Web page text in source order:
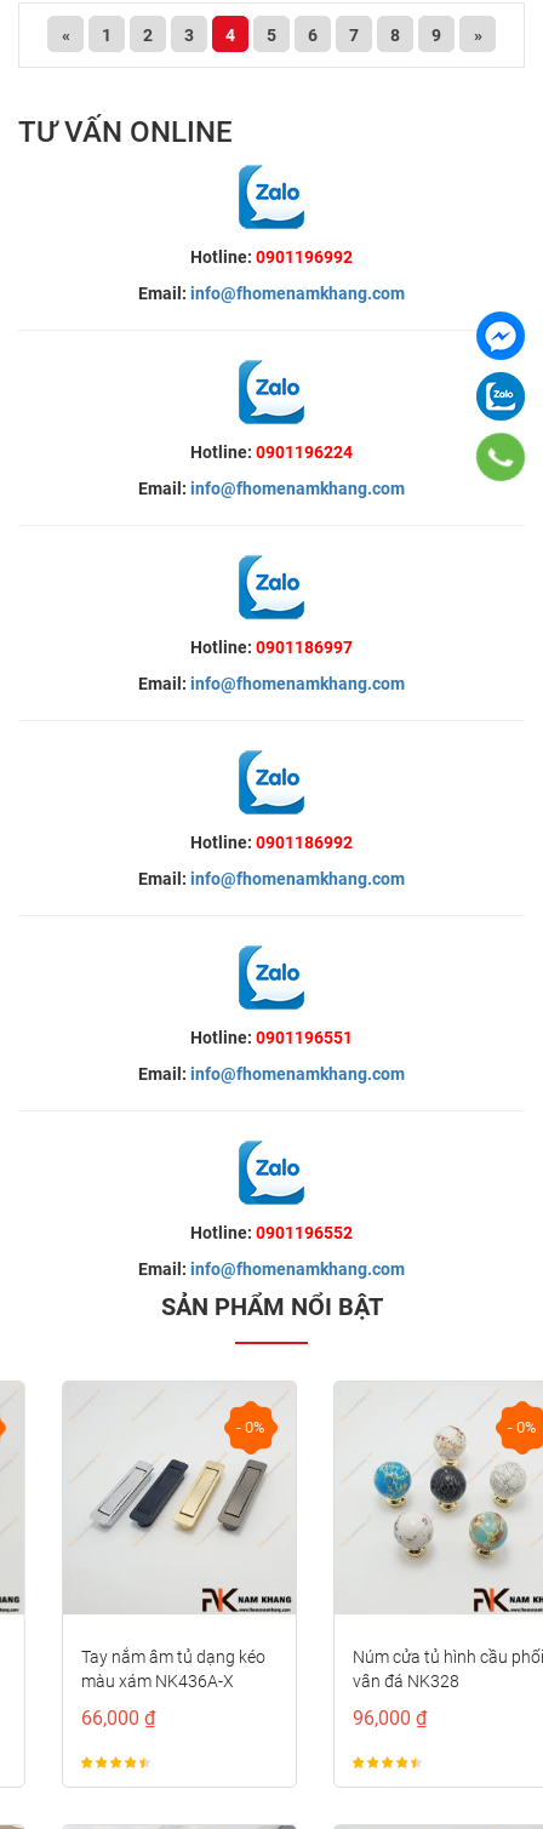
« 1 2 3 4 5 6 7 8 9 »
TƯ VẤN ONLINE
Hotline: 0901196992
Email: info@fhomenamkhang.com
Hotline: 0901196224
Email: info@fhomenamkhang.com
Hotline: 0901186997
Email: info@fhomenamkhang.com
Hotline: 0901186992
Email: info@fhomenamkhang.com
Hotline: 0901196551
Email: info@fhomenamkhang.com
Hotline: 0901196552
Email: info@fhomenamkhang.com
SẢN PHẨM NỔI BẬT
Tay nắm âm tủ dạng kéo
màu xám NK436A-X
66,000 ₫
Núm cửa tủ hình cầu phối
vân đá NK328
96,000 ₫